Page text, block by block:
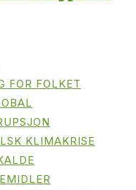
FOR FOLKET
KLIMAKRISE